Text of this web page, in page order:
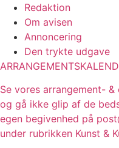
Redaktion
Om avisen
Annoncering
Den trykte udgave
Se vores arrangement- &
og gå ikke glip af de
egen begivenhed på
under rubrikken Kunst &